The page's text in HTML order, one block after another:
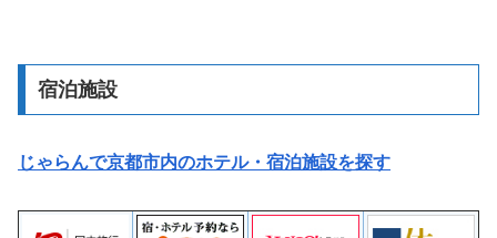
宿泊施設
じゃらんで京都市内のホテル・宿泊施設を探す